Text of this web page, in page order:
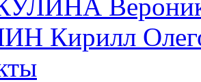
Кирилл